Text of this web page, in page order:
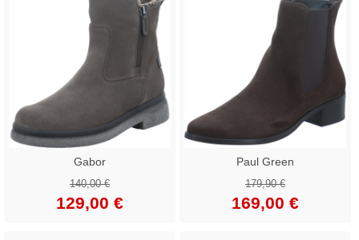
Gabor
140,00 €
129,00 €
Paul Green
179,90 €
169,00 €